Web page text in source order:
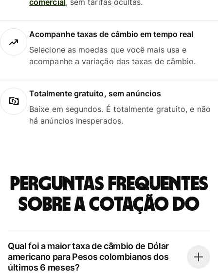
comercial , sem tarifas ocultas.
Acompanhe taxas de câmbio em tempo real
Selecione as moedas que você mais usa e
acompanhe a variação das taxas de câmbio.
Totalmente gratuito, sem anúncios
Baixe em segundos. É totalmente gratuito, e não
há anúncios inesperados.
Perguntas frequentes
sobre a cotação do
Qual foi a maior taxa de câmbio de Dólar
americano para Pesos colombianos dos
últimos 6 meses?